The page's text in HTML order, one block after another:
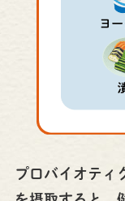
プロバイオティ